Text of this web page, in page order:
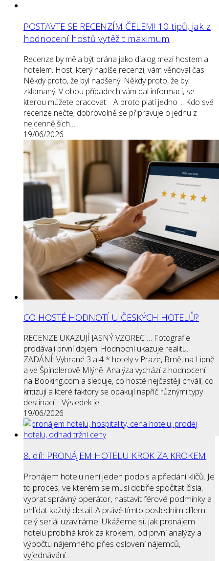
POSTAVTE SE RECENZÍM ČELEM! 10 tipů, jak z
hodnocení hostů vytěžit maximum
Recenze by měla být brána jako dialog mezi hostem a
hotelem. Host, který napíše recenzi, vám věnoval čas.
Někdy proto, že byl nadšený. Někdy proto, že byl
zklamaný. V obou případech vám dal informaci, se
kterou můžete pracovat. A proto platí jedno ... Kdo své
recenze nečte, dobrovolně se připravuje o jednu z
nejcennějších…
19/06/2026
CO HOSTÉ HODNOTÍ U ČESKÝCH HOTELŮ?
RECENZE UKAZUJÍ JASNÝ VZOREC … Fotografie
prodávají první dojem. Hodnocní ukazuje realitu.
ZADÁNÍ: Vybrané 3 a 4 * hotely v Praze, Brně, na Lipně
a ve Špindlerově Mlýně. Analýza vychází z hodnocení
na Booking.com a sleduje, co hosté nejčastěji chválí, co
kritizují a které faktory se opakují napříč různými typy
destinací. Výsledek je…
19/06/2026
8. díl: PRONÁJEM HOTELU KROK ZA KROKEM
Pronájem hotelu není jeden podpis a předání klíčů. Je
to proces, ve kterém se musí dobře spočítat čísla,
vybrat správný operátor, nastavit férové podmínky a
ohlídat každý detail. A právě tímto posledním dílem
celý seriál uzavíráme. Ukážeme si, jak pronájem
hotelu probíhá krok za krokem, od první analýzy a
výpočtu nájemného přes oslovení nájemců,
vyjednávání…